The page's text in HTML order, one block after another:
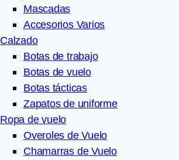
Mascadas
Accesorios Varios
Calzado
Botas de trabajo
Botas de vuelo
Botas tácticas
Zapatos de uniforme
Ropa de vuelo
Overoles de Vuelo
Chamarras de Vuelo